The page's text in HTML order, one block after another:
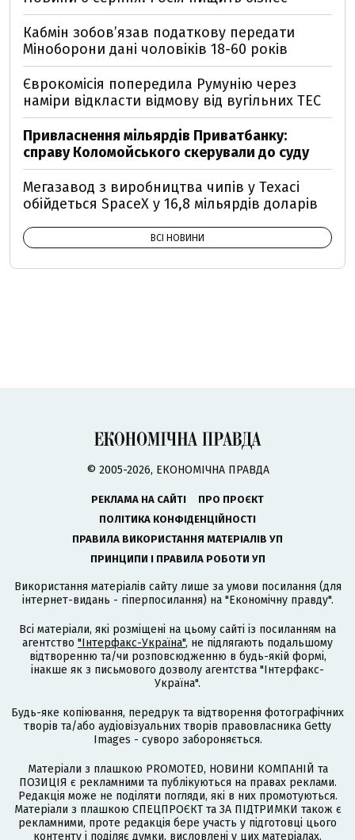
Кабмін зобовʼязав податкову передати
Міноборони дані чоловіків 18-60 років
Єврокомісія попередила Румунію через
наміри відкласти відмову від вугільних ТЕС
Привласнення мільярдів Приватбанку:
справу Коломойського скерували до суду
Мегазавод з виробництва чипів у Техасі
обійдеться SpaceX у 16,8 мільярдів доларів
ВСІ НОВИНИ
© 2005-2026, ЕКОНОМІЧНА ПРАВДА
РЕКЛАМА НА САЙТІ
ПРО ПРОЄКТ
ПОЛІТИКА КОНФІДЕНЦІЙНОСТІ
ПРАВИЛА ВИКОРИСТАННЯ МАТЕРІАЛІВ УП
ПРИНЦИПИ І ПРАВИЛА РОБОТИ УП
Використання матеріалів сайту лише за умови посилання (для
інтернет-видань - гіперпосилання) на "Економічну правду".
Всі матеріали, які розміщені на цьому сайті із посиланням на
агентство "Інтерфакс-Україна", не підлягають подальшому
відтворенню та/чи розповсюдженню в будь-якій формі,
інакше як з письмового дозволу агентства "Інтерфакс-
Україна".
Будь-яке копіювання, передрук та відтворення фотографічних
творів та/або аудіовізуальних творів правовласника Getty
Images - суворо забороняється.
Матеріали з плашкою PROMOTED, НОВИНИ КОМПАНІЙ та
ПОЗИЦІЯ є рекламними та публікуються на правах реклами.
Редакція може не поділяти погляди, які в них промотуються.
Матеріали з плашкою СПЕЦПРОЄКТ та ЗА ПІДТРИМКИ також є
рекламними, проте редакція бере участь у підготовці цього
контенту і поділяє думки, висловлені у цих матеріалах.